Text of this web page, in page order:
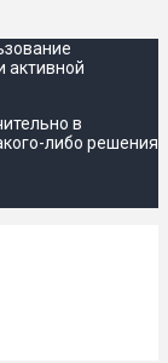
активной
в
либо решения